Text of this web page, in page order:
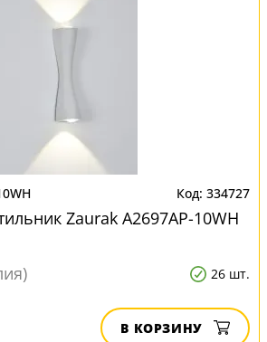
334727
Zaurak A2697AP-10WH
26 шт.
В КОРЗИНУ